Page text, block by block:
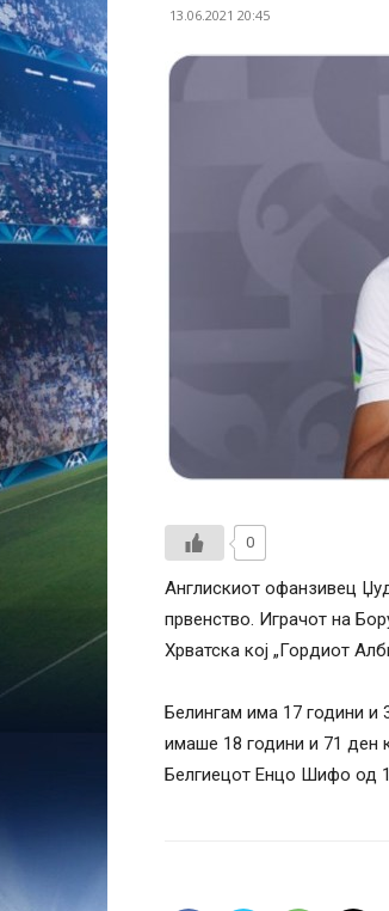
13.06.2021 20:45
0
Англискиот офанзивец
првенство. Играчот на
Хрватска кој „Гордиот
Белингам има 17 години и
имаше 18 години и 71 ден
Белгиецот Енцо Шифо од